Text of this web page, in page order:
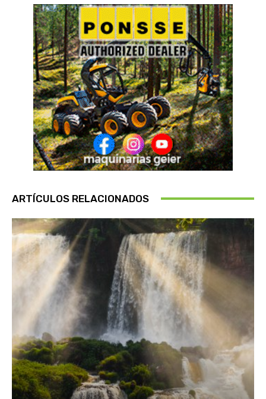
ARTÍCULOS RELACIONADOS